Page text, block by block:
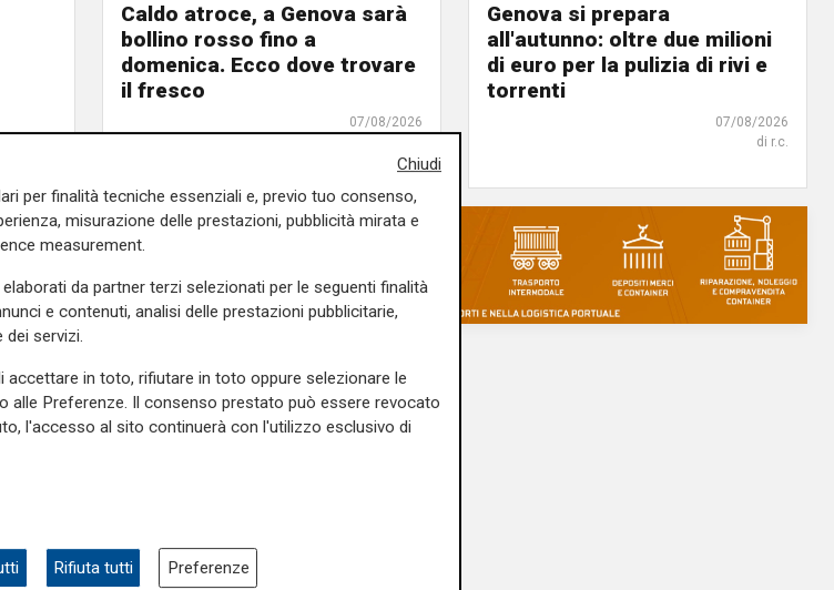
non
cuore
e
Io vi
così
era
sul
Caldo atroce, a Genova sarà
bollino rosso fino a
domenica. Ecco dove trovare
il fresco
07/08/2026
Genova si prepara
all'autunno: oltre due milioni
di euro per la pulizia di rivi e
torrenti
07/08/2026
di r.c.
Chiudi
per finalità tecniche essenziali e, previo tuo consenso,
misurazione delle prestazioni, pubblicità mirata e
measurement.
da partner terzi selezionati per le seguenti finalità
e contenuti, analisi delle prestazioni pubblicitarie,
servizi.
in toto, rifiutare in toto oppure selezionare le
alle Preferenze. Il consenso prestato può essere revocato
l'accesso al sito continuerà con l'utilizzo esclusivo di
Rifiuta tutti Preferenze